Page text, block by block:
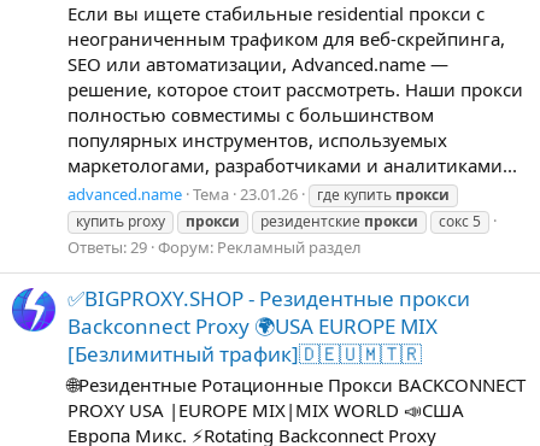
Если вы ищете стабильные residential прокси с
неограниченным трафиком для веб-скрейпинга,
SEO или автоматизации, Advanced.name —
решение, которое стоит рассмотреть. Наши прокси
полностью совместимы с большинством
популярных инструментов, используемых
маркетологами, разработчиками и аналитиками...
advanced.name Тема 23.01.26 где купить прокси
купить proxy
прокси резидентские прокси сокс 5
Ответы: 29 Форум: Рекламный раздел
✅BIGPROXY.SHOP - Резидентные прокси
Backconnect Proxy 🌍USA EUROPE MIX
[Безлимитный трафик]🇩🇪🇺🇲🇹🇷
🌐Резидентные Ротационные Прокси BACKCONNECT
PROXY USA |EUROPE MIX|MIX WORLD 📣США
Европа Микс. ⚡Rotating Backconnect Proxy